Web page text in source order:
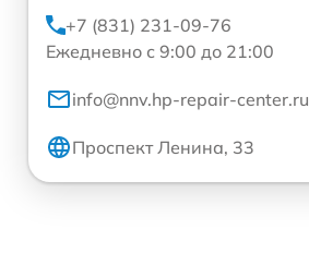
+7 (831) 231-09-76
Ежедневно с 9:00 до 21:00
info@nnv.hp-repair-center.ru
Проспект Ленина, 33